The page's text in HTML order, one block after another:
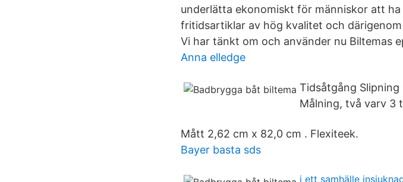
underlätta ekonomiskt för människor att
fritidsartiklar av hög kvalitet och
Vi har tänkt om och använder nu Biltemas
Anna elledge
Tidsåtgång
Målning, två varv 3
Mått 2,62 cm x 82,0 cm . Flexiteek.
Bayer basta sds
i ett samhälle